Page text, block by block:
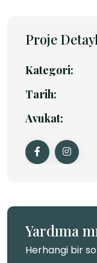
Proje
Kategori:
Tarih:
Avukat:
Yardıma
Herhangi bir